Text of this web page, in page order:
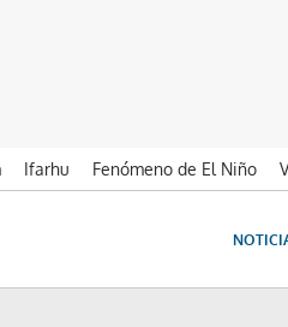
Ifarhu Fenómeno de El Niño